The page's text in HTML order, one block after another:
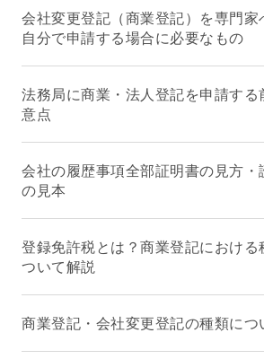
会社変更登記（商業登記）を専門
自分で申請する場合に必要なもの
法務局に商業・法人登記を申請する
意点
会社の履歴事項全部証明書の見方
の見本
登録免許税とは？商業登記における
ついて解説
商業登記・会社変更登記の種類につ